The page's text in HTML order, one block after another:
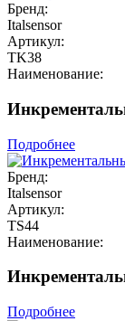
Бренд:
Italsensor
Артикул:
TK38
Наименование:
Подробнее
Бренд:
Italsensor
Артикул:
TS44
Наименование:
Подробнее